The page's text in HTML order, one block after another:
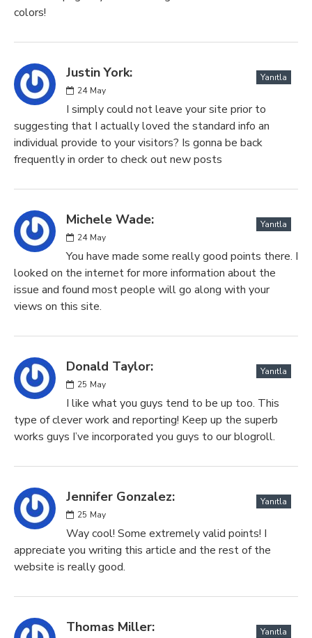
colors!
Justin York:
24 May
Yanıtla
I simply could not leave your site prior to
suggesting that I actually loved the standard info an
individual provide to your visitors? Is gonna be back
frequently in order to check out new posts
Michele Wade:
24 May
Yanıtla
You have made some really good points there. I
looked on the internet for more information about the
issue and found most people will go along with your
views on this site.
Donald Taylor:
25 May
Yanıtla
I like what you guys tend to be up too. This
type of clever work and reporting! Keep up the superb
works guys I’ve incorporated you guys to our blogroll.
Jennifer Gonzalez:
25 May
Yanıtla
Way cool! Some extremely valid points! I
appreciate you writing this article and the rest of the
website is really good.
Thomas Miller: Yanıtla